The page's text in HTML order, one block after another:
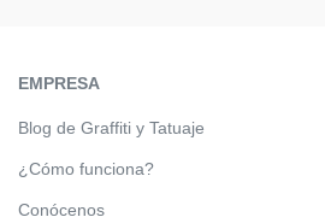
EMPRESA
Blog de Graffiti y Tatuaje
¿Cómo funciona?
Conócenos